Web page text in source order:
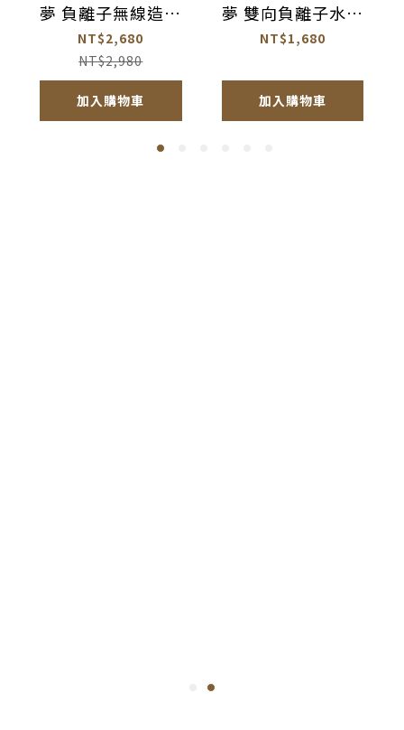
夢 負離子無線造型
梳【AC003】
NT$2,680
NT$2,980
加入購物車
夢 雙向負離子水光
離子夾【AC005】
NT$1,680
加入購物車